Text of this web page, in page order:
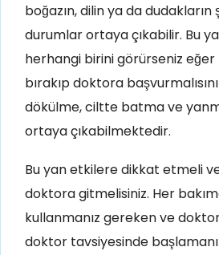
boğazın, dilin ya da dudakların
durumlar ortaya çıkabilir. Bu
herhangi birini görürseniz
bırakıp doktora
dökülme, ciltte batma ve
ortaya çıkabilmektedir.
Bu yan etkilere dikkat etmeli
doktora gitmelisiniz. Her
kullanmanız gereken ve
doktor tavsiyesinde